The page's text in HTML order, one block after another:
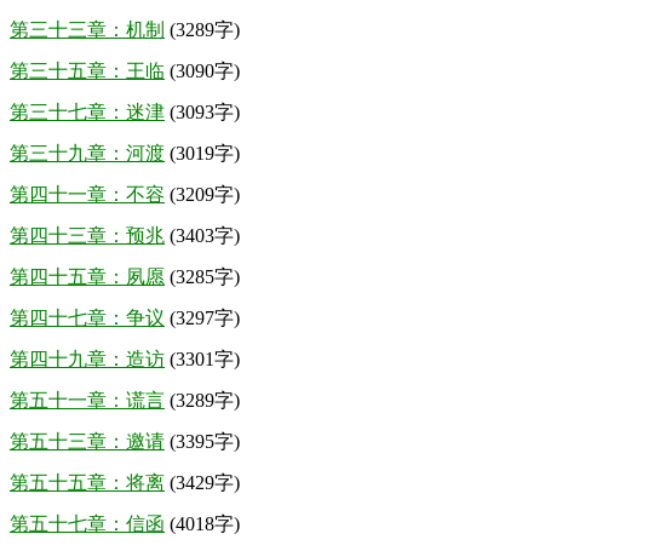
第三十三章：机制 (3289字)
第三十五章：王临 (3090字)
第三十七章：迷津 (3093字)
第三十九章：河渡 (3019字)
第四十一章：不容 (3209字)
第四十三章：预兆 (3403字)
第四十五章：夙愿 (3285字)
第四十七章：争议 (3297字)
第四十九章：造访 (3301字)
第五十一章：谎言 (3289字)
第五十三章：邀请 (3395字)
第五十五章：将离 (3429字)
第五十七章：信函 (4018字)